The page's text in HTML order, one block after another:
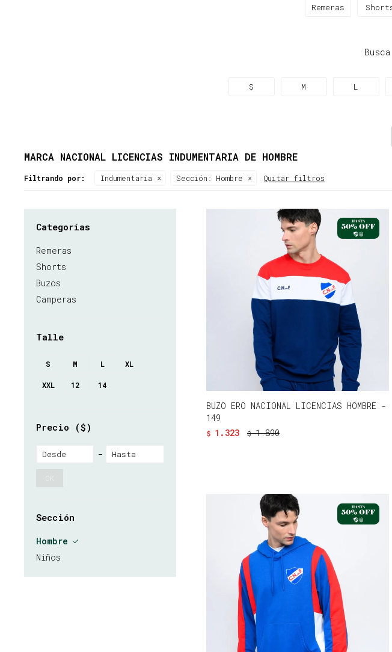
Remeras
S M L
MARCA NACIONAL LICENCIAS INDUMENTARIA DE HOMBRE
Filtrando por: Indumentaria Sección: Hombre Quitar filtros
BUZO ERO NACIONAL LICENCIAS HOMBRE -
149
$ 1.323 $ 1.890
Categorías
Remeras
Shorts
Buzos
Camperas
Talle
S M L XL
XXL 12 14
Precio ($)
Sección
Hombre
Niños